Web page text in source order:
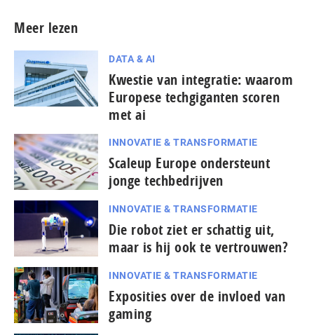
Meer lezen
DATA & AI
Kwestie van integratie: waarom
Europese techgiganten scoren
met ai
INNOVATIE & TRANSFORMATIE
Scaleup Europe ondersteunt
jonge techbedrijven
INNOVATIE & TRANSFORMATIE
Die robot ziet er schattig uit,
maar is hij ook te vertrouwen?
INNOVATIE & TRANSFORMATIE
Exposities over de invloed van
gaming